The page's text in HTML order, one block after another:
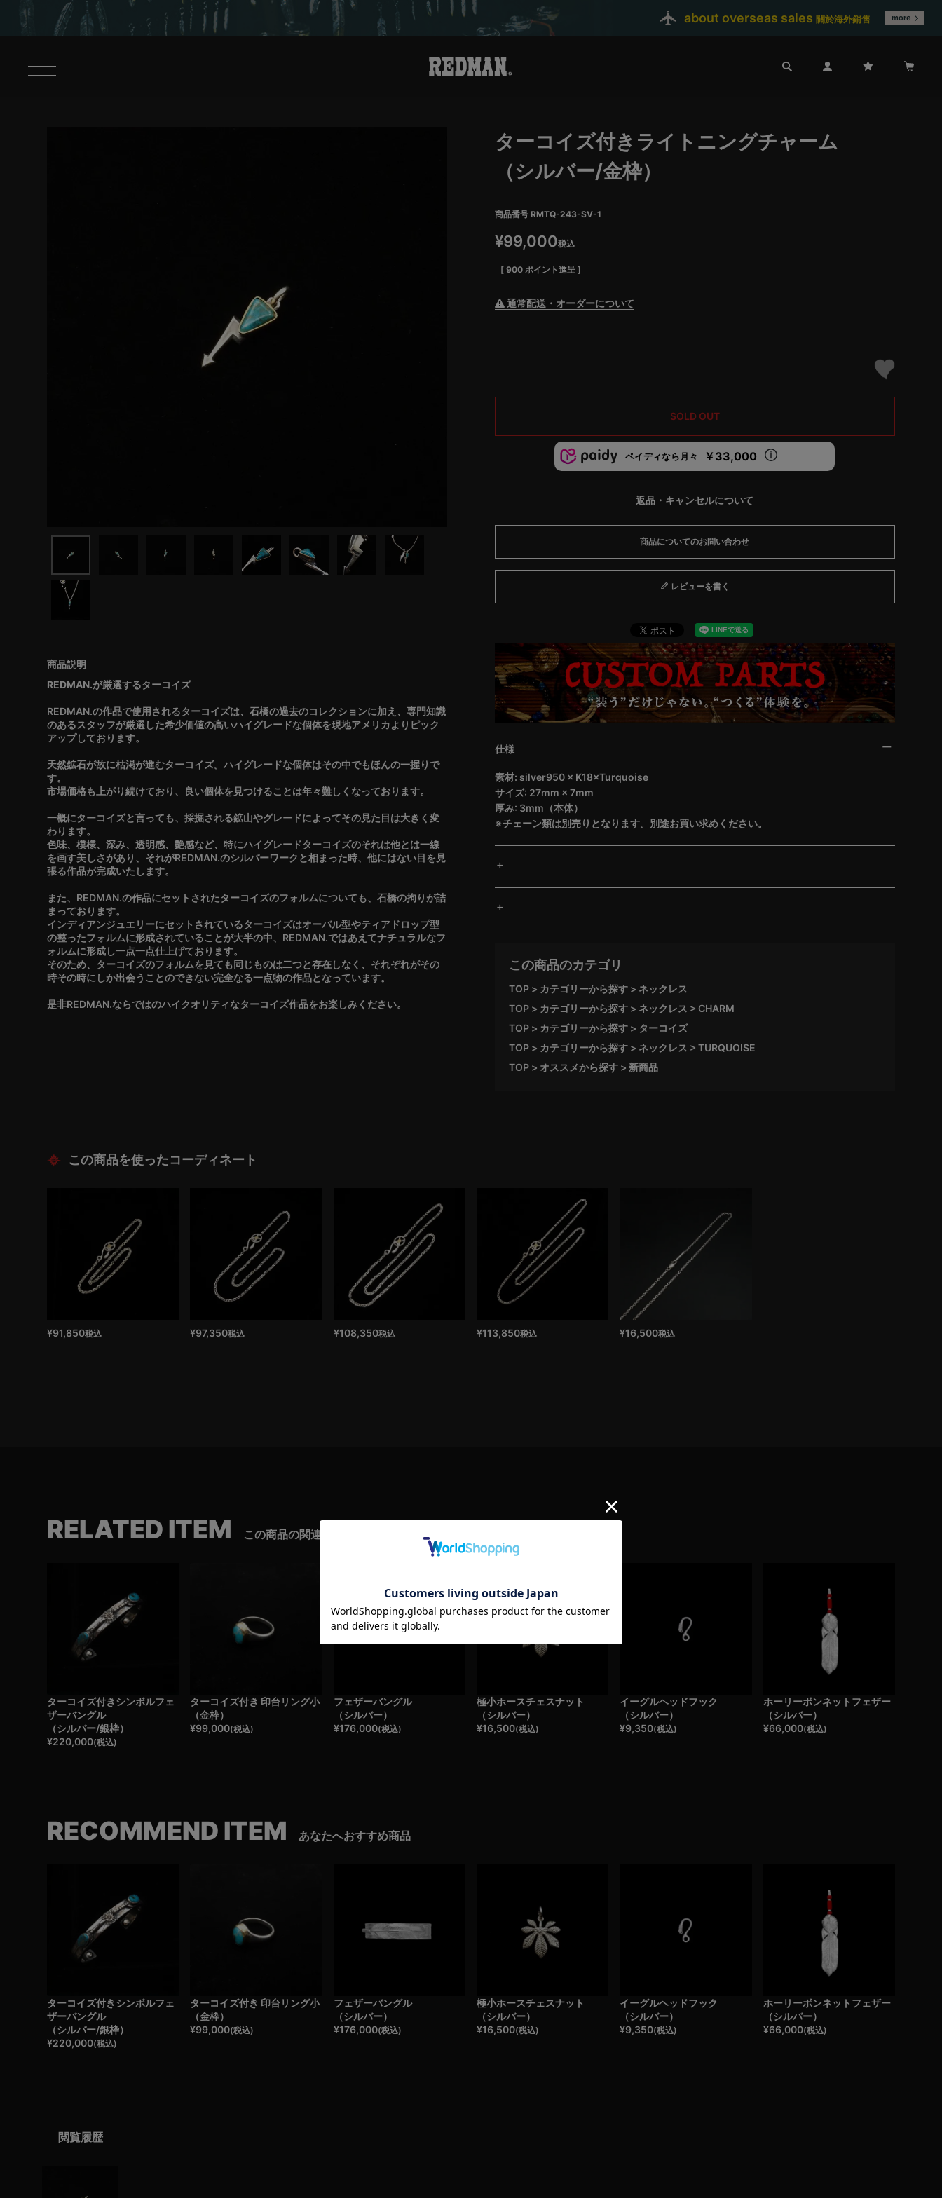
about overseas sales 關於海外銷售 more
REDMAN.が厳選するターコイズ
REDMAN.の作品で使用されるターコイズは、石橋の過去のコレクションに加え、専門知識
のあるスタッフが厳選した希少価値の高いハイグレードな個体を現地アメリカよりピック
アップしております。
天然鉱石が故に枯渇が進むターコイズ。ハイグレードな個体はその中でもほんの一握りで
す。
市場価格も上がり続けており、良い個体を見つけることは年々難しくなっております。
一概にターコイズと言っても、採掘される鉱山やグレードによってその見た目は大きく変
わります。
色味、模様、深み、透明感、艶感など、特にハイグレードターコイズのそれは他とは一線
を画す美しさがあり、それがREDMAN.のシルバーワークと相まった時、他にはない目を見
張る作品が完成いたします。
また、REDMAN.の作品にセットされたターコイズのフォルムについても、石橋の拘りが詰
まっております。
インディアンジュエリーにセットされているターコイズはオーバル型やティアドロップ型
の整ったフォルムに形成されていることが大半の中、REDMAN.ではあえてナチュラルなフ
ォルムに形成し一点一点仕上げております。
そのため、ターコイズのフォルムを見ても同じものは二つと存在しなく、それぞれがその
時その時にしか出会うことのできない完全なる一点物の作品となっています。
是非REDMAN.ならではのハイクオリティなターコイズ作品をお楽しみください。
ターコイズ付きライトニングチャーム
（シルバー/金枠）
商品番号 RMTQ-243-SV-1
¥99,000税込
[ 900 ポイント進呈 ]
通常配送・オーダーについて
SOLD OUT
ペイディなら月々 ￥33,000
返品・キャンセルについて
商品についてのお問い合わせ
レビューを書く
仕様
素材: silver950 × K18×Turquoise
サイズ: 27mm × 7mm
厚み: 3mm（本体）
※チェーン類は別売りとなります。別途お買い求めください。
この商品のカテゴリ
TOP カテゴリーから探す
ネックレス
TOP
カテゴリーから探す ネックレス
CHARM
TOP
カテゴリーから探す
ターコイズ
TOP
カテゴリーから探す ネックレス
TURQUOISE
TOP
オススメから探す 新商品
この商品を使ったコーディネート
¥91,850税込 ¥97,350税込 ¥108,350税込 ¥113,850税込 ¥16,500税込
RELATED ITEM この商品の関連商品
ターコイズ付きシンボルフェ
ザーバングル
（シルバー/銀枠）
¥220,000(税込)
ターコイズ付き 印台リング小
（金枠）
¥99,000(税込)
フェザーバングル
（シルバー）
¥176,000(税込)
極小ホースチェスナット
（シルバー）
¥16,500(税込)
イーグルヘッドフック
（シルバー）
¥9,350(税込)
ホーリーボンネットフェザー
（シルバー）
¥66,000(税込)
RECOMMEND ITEM あなたへおすすめ商品
ターコイズ付きシンボルフェ
ザーバングル
（シルバー/銀枠）
¥220,000(税込)
ターコイズ付き 印台リング小
（金枠）
¥99,000(税込)
フェザーバングル
（シルバー）
¥176,000(税込)
極小ホースチェスナット
（シルバー）
¥16,500(税込)
イーグルヘッドフック
（シルバー）
¥9,350(税込)
ホーリーボンネットフェザー
（シルバー）
¥66,000(税込)
閲覧履歴